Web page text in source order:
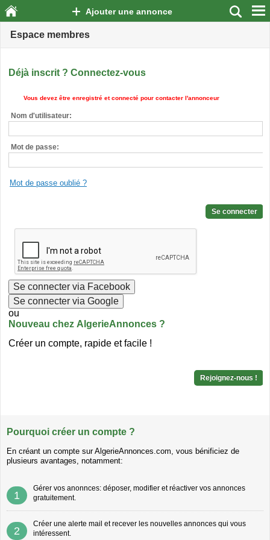
Ajouter une annonce
Espace membres
Déjà inscrit ? Connectez-vous
Vous devez être enregistré et connecté pour contacter l'annonceur
Nom d'utilisateur:
Mot de passe:
Mot de passe oublié ?
Se connecter via Facebook
Se connecter via Google
ou
Nouveau chez AlgerieAnnonces ?
Créer un compte, rapide et facile !
Rejoignez-nous !
Pourquoi créer un compte ?
En créant un compte sur AlgerieAnnonces.com, vous bénificiez de
plusieurs avantages, notamment:
1
Gérer vos anonnces: déposer, modifier et réactiver vos annonces
gratuitement.
2
Créer une alerte mail et recever les nouvelles annonces qui vous
intéressent.